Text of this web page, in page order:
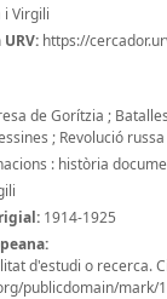
i Virgili
https://
de Gorítzia ;
; Revolució
: història
1914-1925
d'estudi o recerca.
publicdomain/mark/